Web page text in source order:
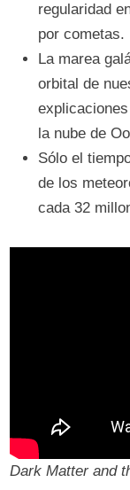
regularidad
por cometas.
La marea
orbital de
la nube de
Sólo el
de los
cada 32
Dark Matter and